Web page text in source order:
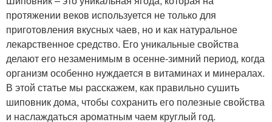
протяжении веков используется не только для
приготовления вкусных чаев, но и как натуральное
лекарственное средство. Его уникальные свойства
делают его незаменимым в осенне-зимний период, когда
организм особенно нуждается в витаминах и минералах.
В этой статье мы расскажем, как правильно сушить
шиповник дома, чтобы сохранить его полезные свойства
и наслаждаться ароматным чаем круглый год.